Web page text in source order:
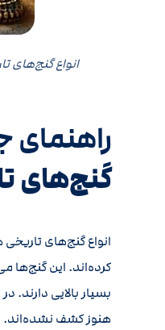
انواع گنج‌های
گنج‌های
انواع گنج‌های
کرده‌اند. این گنج‌ها
بسیار بالایی دارند.
هنوز کشف نشده‌اند.